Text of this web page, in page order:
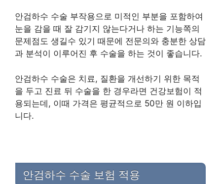
안검하수 수술 부작용으로 미적인 부분을 포함하여
눈을 감을 때 잘 감기지 않는다거나 하는 기능쪽의
문제점도 생길수 있기 때문에 전문의와 충분한 상담
과 분석이 이루어진 후 수술을 하는 것이 좋습니다.
안검하수 수술은 치료, 질환을 개선하기 위한 목적
을 두고 진료 뒤 수술을 한 경우라면 건강보험이 적
용되는데, 이때 가격은 평균적으로 50만 원 이하입
니다.
안검하수 수술 보험 적용